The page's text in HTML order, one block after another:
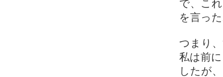
で、こ
を言っ
つまり
私は前
したが